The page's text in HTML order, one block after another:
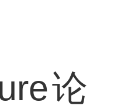
论